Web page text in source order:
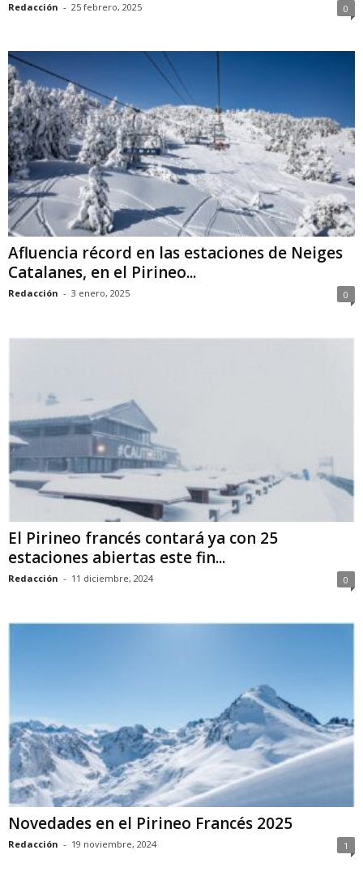
Redacción - 25 febrero, 2025 0
Afluencia récord en las estaciones de Neiges
Catalanes, en el Pirineo...
Redacción - 3 enero, 2025 0
El Pirineo francés contará ya con 25
estaciones abiertas este fin...
Redacción - 11 diciembre, 2024 0
Novedades en el Pirineo Francés 2025
Redacción - 19 noviembre, 2024 1